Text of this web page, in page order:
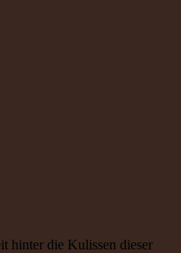
hinter die Kulissen dieser